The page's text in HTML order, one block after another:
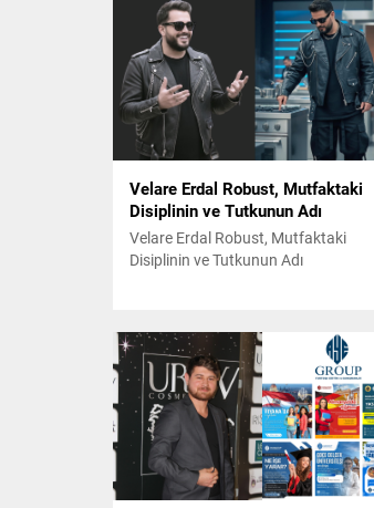
Velare Erdal Robust, Mutfaktaki
Disiplinin ve Tutkunun Adı
Velare Erdal Robust, Mutfaktaki
Disiplinin ve Tutkunun Adı